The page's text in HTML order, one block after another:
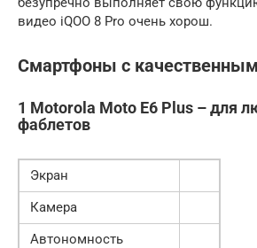
видео iQOO 8 Pro очень хорош.
Смартфоны с
1 Motorola Moto E6 Plus – для
фаблетов
Экран
Камера
Автономность